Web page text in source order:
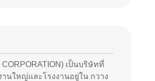
เป็นบริษัทที่
นใหญ่และโรงงานอยู่ใน กวาง